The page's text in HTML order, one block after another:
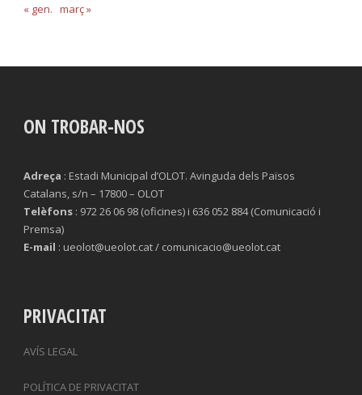
« gen. març »
ON TROBAR-NOS
Adreça : Estadi Municipal d’OLOT. Avinguda dels Països
Catalans, s/n – 17800 – OLOT
Telèfons : 972 26 06 98 (oficines) i 636 052 884 (Comunicació i
Premsa)
E-mail : ueolot@ueolot.cat / comunicacio@ueolot.cat
PRIVACITAT
AVÍS LEGAL
POLÍTICA DE PRIVACITAT